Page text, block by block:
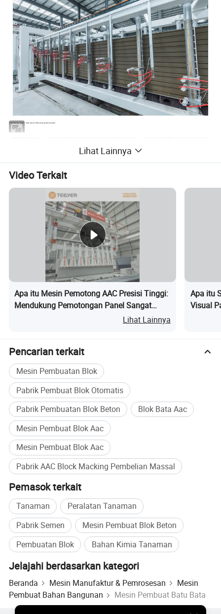
Pencampur pasir Alat berat Pemotong Horizontal
Alat berat dengan Pemotongan Silang
Lihat Lainnya
Video Terkait
Apa itu Mesin Pemotong AAC Presisi Tinggi:
Mendukung Pemotongan Panel Sangat
Lihat Lainnya
Apa itu
Visual
Pencarian terkait
Mesin Pembuatan Blok
Pabrik Pembuat Blok Otomatis
Pabrik Pembuatan Blok Beton
Blok Bata Aac
Mesin Pembuat Blok Aac
Mesin Pembuat Blok Aac
Pabrik AAC Block Macking Pembelian Massal
Pemasok terkait
Tanaman
Peralatan Tanaman
Pabrik Semen
Mesin Pembuat Blok Beton
Pembuatan Blok
Bahan Kimia Tanaman
Jelajahi berdasarkan kategori
Beranda Mesin Manufaktur & Pemrosesan
Mesin
Pembuat Bahan Bangunan
Mesin Pembuat Batu Bata